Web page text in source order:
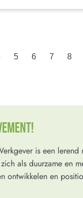
5 6 7 8
is een lerend
als duurzame en
ontwikkelen en